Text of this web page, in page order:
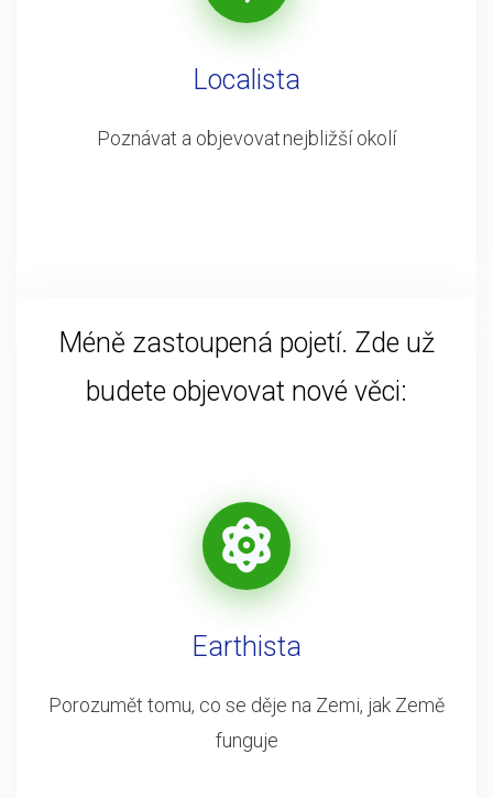
Localista
Poznávat a objevovat nejbližší okolí
Méně zastoupená pojetí. Zde už
budete objevovat nové věci:
Earthista
Porozumět tomu, co se děje na Zemi, jak Země
funguje